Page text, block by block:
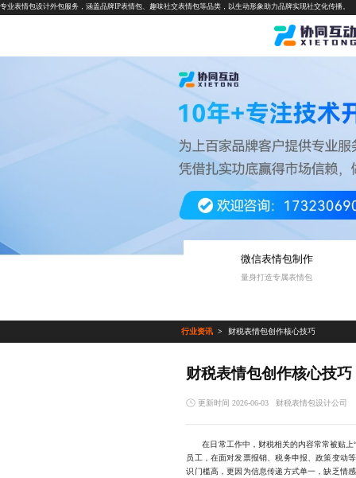
专业表情包设计外包服务，涵盖品牌IP表情包、趣味社交表情包等品类，以生动形象助力品牌实现社交化传播。
微信表情包制作
量身打造专属表情包
行业资讯 财税表情包创作核心技巧
财税表情包创作核心技巧
更新时间 2026-06-03 财税表情包设计公司
在日常工作中，财税相关的内容常常被贴上“
员工，在面对发票报销、税务申报、政策变动
识门槛高，更因为信息传递方式单一，缺乏情